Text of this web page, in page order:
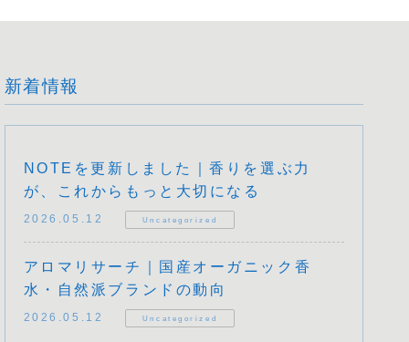
新着情報
NOTEを更新しました｜香りを選ぶ力
が、これからもっと大切になる
2026.05.12 Uncategorized
アロマリサーチ｜国産オーガニック香
水・自然派ブランドの動向
2026.05.12 Uncategorized